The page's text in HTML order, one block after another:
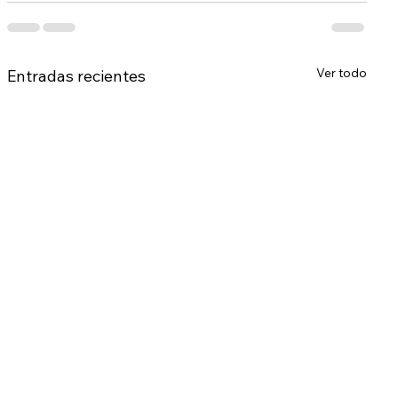
Entradas recientes Ver todo